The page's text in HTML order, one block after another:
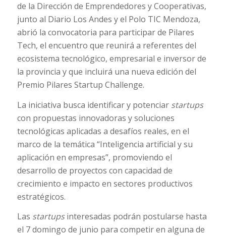
de la Dirección de Emprendedores y Cooperativas,
junto al Diario Los Andes y el Polo TIC Mendoza,
abrió la convocatoria para participar de Pilares
Tech, el encuentro que reunirá a referentes del
ecosistema tecnológico, empresarial e inversor de
la provincia y que incluirá una nueva edición del
Premio Pilares Startup Challenge.
La iniciativa busca identificar y potenciar startups
con propuestas innovadoras y soluciones
tecnológicas aplicadas a desafíos reales, en el
marco de la temática “Inteligencia artificial y su
aplicación en empresas”, promoviendo el
desarrollo de proyectos con capacidad de
crecimiento e impacto en sectores productivos
estratégicos.
Las startupsinteresadas podrán postularse hasta
el 7 domingo de junio para competir en alguna de